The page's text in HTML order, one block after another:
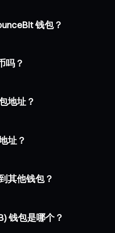
钱包？
吗？
地址？
址？
其他钱包？
钱包是哪个？